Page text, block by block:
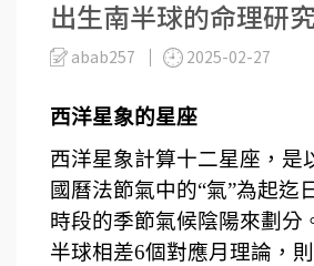
出生南半球的命理研
abab257 2025-02-27
西洋星象的星座
西洋星象計算十二星座，是
國曆法節氣中的“氣”為起迄
時段的季節氣候陰陽來劃分
半球相差6個對應月理論，